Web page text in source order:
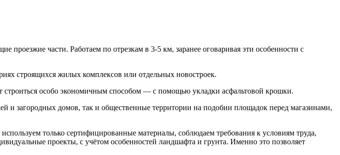
проезжие части. Работаем по отрезкам в 3-5 км, заранее оговаривая эти особенности с
строящихся жилых комплексов или отдельных новостроек.
особо экономичным способом — с помощью укладки асфальтовой крошки.
и загородных домов, так и общественные территории на подобии площадок перед магазинами,
только сертифицированные материалы, соблюдаем требования к условиям труда,
проекты, с учётом особенностей ландшафта и грунта. Именно это позволяет